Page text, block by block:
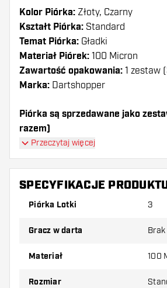
Kolor Piórka: Złoty, Czarny
Kształt Piórka: Standard
Temat Piórka: Gładki
Materiał Piórek: 100 Micron
Zawartość opakowania: 1 zestaw
Marka: Dartshopper
Piórka są sprzedawane jako
razem)
Dartshopper tip!
Upewnij się, że masz pod ręką
złamane w wyniku użytkowania.
piórek, aby dowiedzieć się, który
Przeczytaj więcej
SPECYFIKACJE
Piórka Lotki 3
Gracz w darta Brak
Materiał 100
Rozmiar